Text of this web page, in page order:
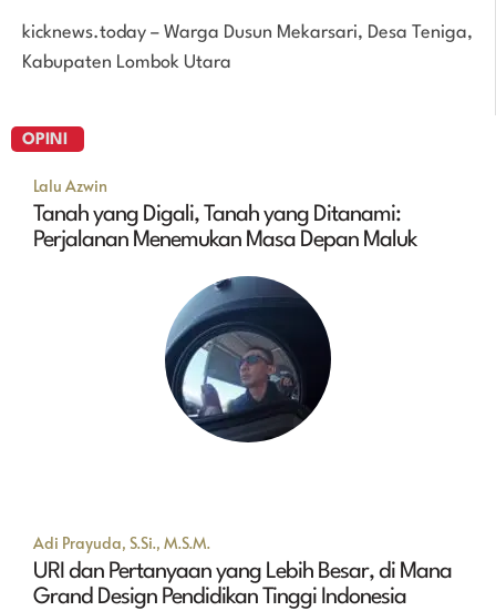
kicknews.today – Warga Dusun Mekarsari, Desa Teniga,
Kabupaten Lombok Utara
OPINI
Lalu Azwin
Tanah yang Digali, Tanah yang Ditanami:
Perjalanan Menemukan Masa Depan Maluk
Adi Prayuda, S.Si., M.S.M.
URI dan Pertanyaan yang Lebih Besar, di Mana
Grand Design Pendidikan Tinggi Indonesia